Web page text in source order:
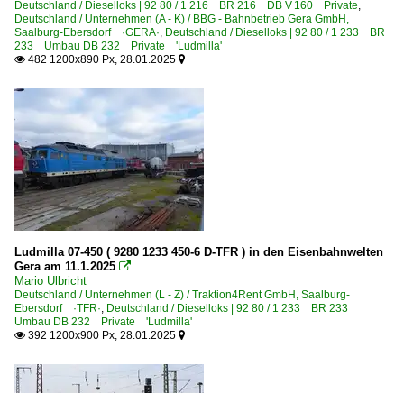
Deutschland / Dieselloks | 92 80 / 1 216 BR 216 DB V 160 Private,
Deutschland / Unternehmen (A - K) / BBG - Bahnbetrieb Gera GmbH,
Saalburg-Ebersdorf ·GERA·, Deutschland / Dieselloks | 92 80 / 1 233 BR
233 Umbau DB 232 Private 'Ludmilla'
 482 1200x890 Px, 28.01.2025 
Ludmilla 07-450 ( 9280 1233 450-6 D-TFR ) in den Eisenbahnwelten
Gera am 11.1.2025 
Mario Ulbricht
Deutschland / Unternehmen (L - Z) / Traktion4Rent GmbH, Saalburg-
Ebersdorf ·TFR·, Deutschland / Dieselloks | 92 80 / 1 233 BR 233
Umbau DB 232 Private 'Ludmilla'
 392 1200x900 Px, 28.01.2025 